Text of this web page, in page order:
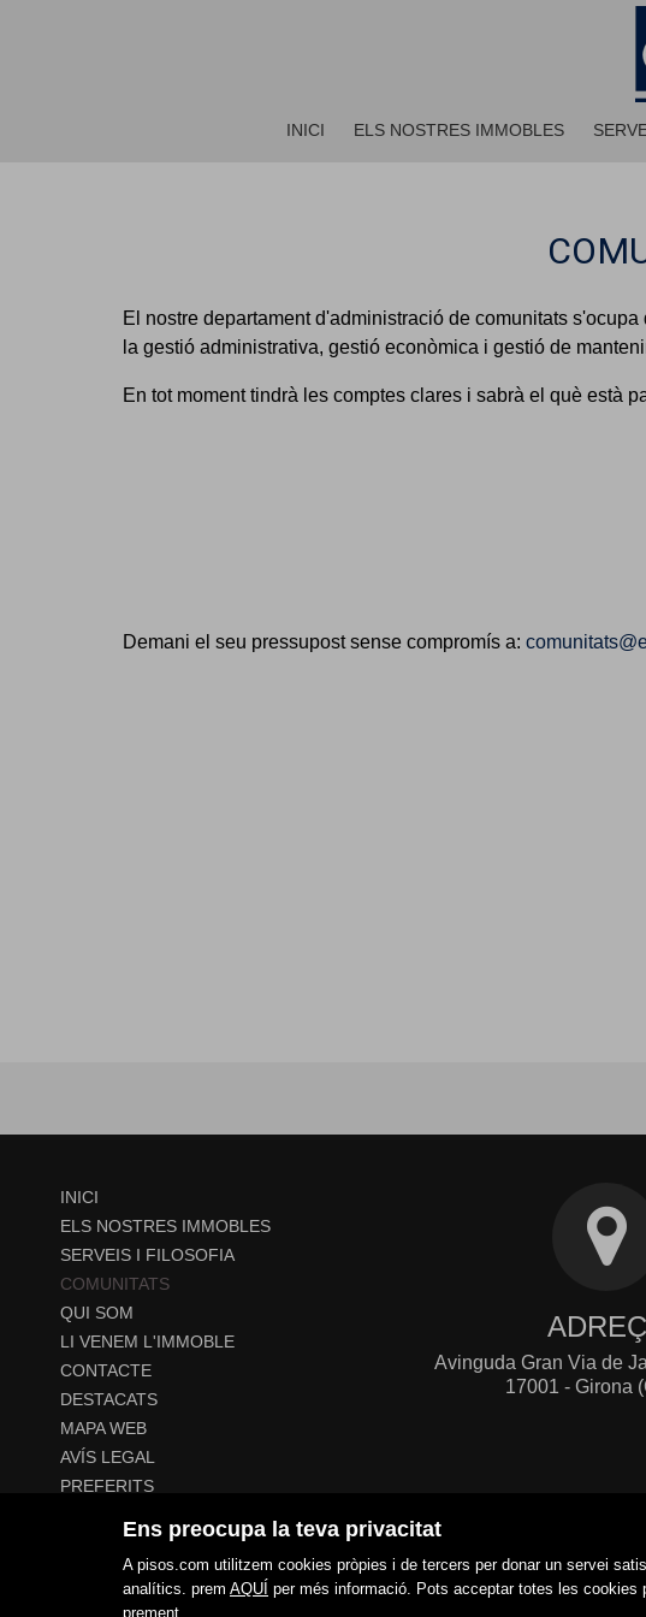
Ens preocupa la teva privacitat
A pisos.com utilitzem cookies pròpies i de tercers per donar un servei
analítics. prem AQUÍ per més informació. Pots acceptar totes les cookies
prement
INICI ELS NOSTRES IMMOBLES
El nostre departament d'administració de comunitats
la gestió administrativa, gestió econòmica i gestió de
En tot moment tindrà les comptes clares i sabrà el què està
Demani el seu pressupost sense compromís a:
INICI
ELS NOSTRES IMMOBLES
SERVEIS I FILOSOFIA
COMUNITATS
QUI SOM
LI VENEM L'IMMOBLE
CONTACTE
DESTACATS
MAPA WEB
AVÍS LEGAL
PREFERITS
Avinguda Gran Via de
17001 - Girona